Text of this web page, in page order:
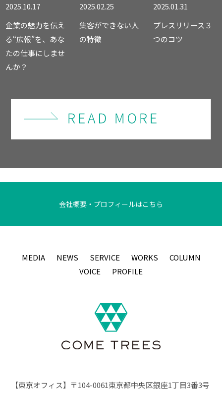
2025.10.17
企業の魅力を伝え
る“広報”を、あな
たの仕事にしませ
んか？
2025.02.25
集客ができない人
の特徴
2025.01.31
プレスリリース３
つのコツ
会社概要・プロフィールはこちら
MEDIA NEWS SERVICE WORKS
COLUMN
VOICE
PROFILE
【東京オフィス】〒104-0061東京都中央区銀座1丁目3番3号